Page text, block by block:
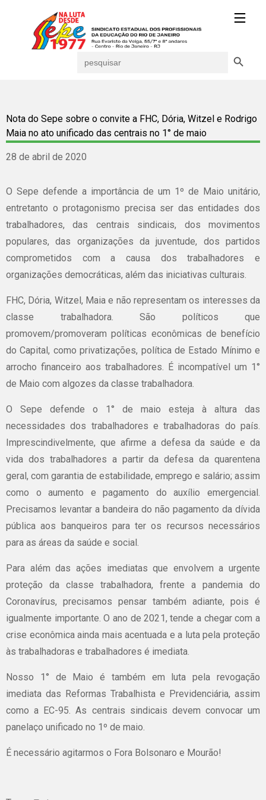
for:
Nota do Sepe sobre o convite a FHC, Dória, Witzel e Rodrigo
Maia no ato unificado das centrais no 1° de maio
28 de abril de 2020
O Sepe defende a importância de um 1º de Maio unitário,
entretanto o protagonismo precisa ser das entidades dos
trabalhadores, das centrais sindicais, dos movimentos
populares, das organizações da juventude, dos partidos
comprometidos com a causa dos trabalhadores e
organizações democráticas, além das iniciativas culturais.
FHC, Dória, Witzel, Maia e não representam os interesses da
classe trabalhadora. São políticos que
promovem/promoveram políticas econômicas de benefício
do Capital, como privatizações, política de Estado Mínimo e
arrocho financeiro aos trabalhadores. É incompatível um 1°
de Maio com algozes da classe trabalhadora.
O Sepe defende o 1° de maio esteja à altura das
necessidades dos trabalhadores e trabalhadoras do país.
Imprescindivelmente, que afirme a defesa da saúde e da
vida dos trabalhadores a partir da defesa da quarentena
geral, com garantia de estabilidade, emprego e salário; assim
como o aumento e pagamento do auxílio emergencial.
Precisamos levantar a bandeira do não pagamento da dívida
pública aos banqueiros para ter os recursos necessários
para as áreas da saúde e social.
Para além das ações imediatas que envolvem a urgente
proteção da classe trabalhadora, frente a pandemia do
Coronavírus, precisamos pensar também adiante, pois é
igualmente importante. O ano de 2021, tende a chegar com a
crise econômica ainda mais acentuada e a luta pela proteção
às trabalhadoras e trabalhadores é imediata.
Nosso 1° de Maio é também em luta pela revogação
imediata das Reformas Trabalhista e Previdenciária, assim
como a EC-95. As centrais sindicais devem convocar um
panelaço unificado no 1º de maio.
É necessário agitarmos o Fora Bolsonaro e Mourão!